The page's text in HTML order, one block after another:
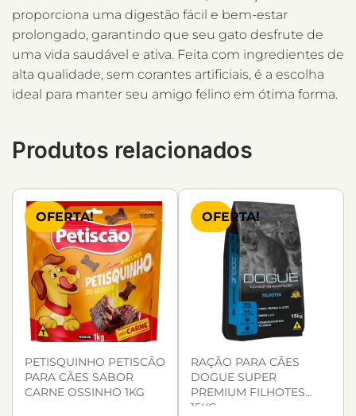
proporciona uma digestão fácil e bem-estar
prolongado, garantindo que seu gato desfrute de
uma vida saudável e ativa. Feita com ingredientes de
alta qualidade, sem corantes artificiais, é a escolha
ideal para manter seu amigo felino em ótima forma.
Produtos relacionados
OFERTA!
PETISQUINHO PETISCÃO
PARA CÃES SABOR
CARNE OSSINHO 1KG
OFERTA!
RAÇÃO PARA CÃES
DOGUE SUPER
PREMIUM FILHOTES
15KG